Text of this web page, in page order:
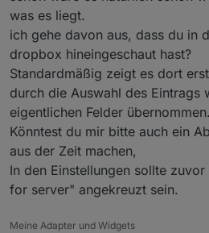
was es liegt.
ich gehe davon aus, dass du in
dropbox hineingeschaut hast?
Standardmäßig zeigt es dort
durch die Auswahl des Eintrags
eigentlichen Felder übernommen.
Könntest du mir bitte auch ein
aus der Zeit machen,
In den Einstellungen sollte
for server" angekreuzt sein.
Meine Adapter und Widgets